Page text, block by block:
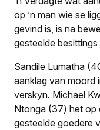
op ’n man wie se
gevind is, is na
gesteelde
Sandile Lumatha
aanklag van moord
verskyn. Michael
Ntonga (37) het op
gesteelde goedere